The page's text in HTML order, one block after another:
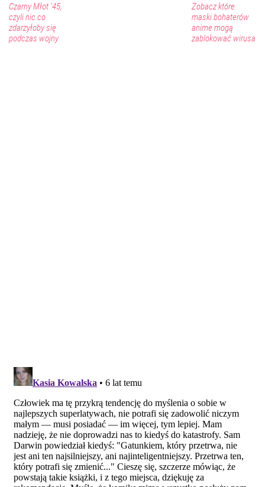
Czarny Młot ’45,
czyli nic co
zdarzyłoby się
podczas wojny
Zobacz które
maski bohaterów
anime mogą
zablokować wirusa